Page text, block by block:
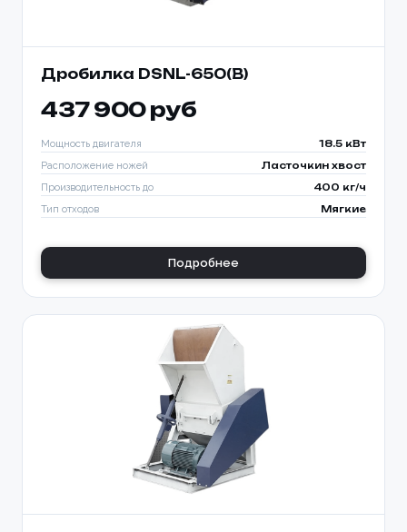
Дробилка DSNL-650(B)
437 900 руб
Мощность двигателя 18.5 кВт
Расположение ножей Ласточкин хвост
Производительность до 400 кг/ч
Тип отходов Мягкие
Подробнее